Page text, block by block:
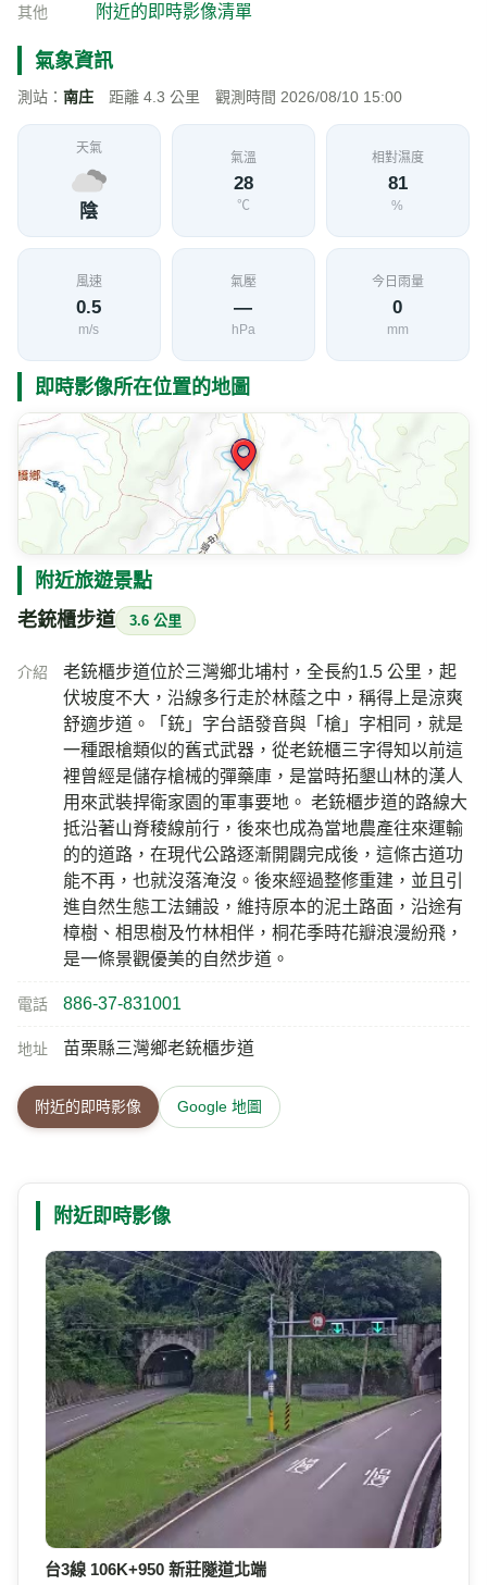
其他 附近的即時影像清單
氣象資訊
測站： 南庄 距離 4.3 公里 觀測時間 2026/08/10 15:00
天氣
陰
氣溫
28
℃
相對濕度
81
%
風速
0.5
m/s
氣壓
—
hPa
今日雨量
0
mm
即時影像所在位置的地圖
附近旅遊景點
老銃櫃步道 3.6 公里
介紹
老銃櫃步道位於三灣鄉北埔村，全長約1.5 公里，起
伏坡度不大，沿線多行走於林蔭之中，稱得上是涼爽
舒適步道。「銃」字台語發音與「槍」字相同，就是
一種跟槍類似的舊式武器，從老銃櫃三字得知以前這
裡曾經是儲存槍械的彈藥庫，是當時拓墾山林的漢人
用來武裝捍衛家園的軍事要地。 老銃櫃步道的路線大
抵沿著山脊稜線前行，後來也成為當地農產往來運輸
的的道路，在現代公路逐漸開闢完成後，這條古道功
能不再，也就沒落淹沒。後來經過整修重建，並且引
進自然生態工法鋪設，維持原本的泥土路面，沿途有
樟樹、相思樹及竹林相伴，桐花季時花瓣浪漫紛飛，
是一條景觀優美的自然步道。
電話 886-37-831001
地址 苗栗縣三灣鄉老銃櫃步道
附近的即時影像 Google 地圖
附近即時影像
台3線 106K+950 新莊隧道北端